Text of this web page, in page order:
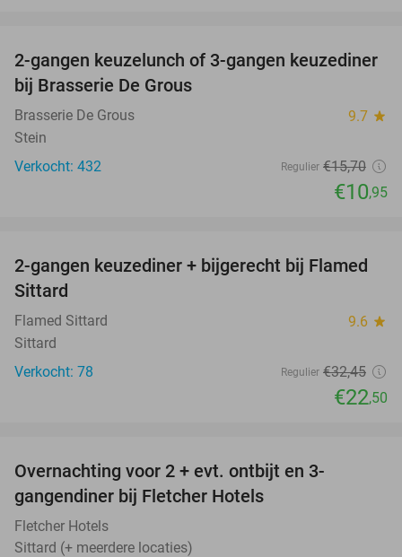
30%
2-gangen keuzelunch of 3-gangen keuzediner
bij Brasserie De Grous
Brasserie De Grous 9.7 star
Stein
Verkocht: 432
Regulier €15,70
€10,95
31%
2-gangen keuzediner + bijgerecht bij Flamed
Sittard
Flamed Sittard 9.6 star
Sittard
Verkocht: 78
Regulier €32,45
€22,50
Overnachting voor 2 + evt. ontbijt en 3-
gangendiner bij Fletcher Hotels
Fletcher Hotels
Sittard (+ meerdere locaties)